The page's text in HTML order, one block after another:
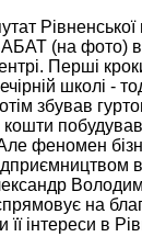
(на фото)
Перші
школі -
збував
кошти
феномен
на
її інтереси в